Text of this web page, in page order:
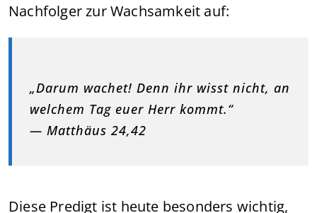
Nachfolger zur Wachsamkeit auf:
„Darum wachet! Denn ihr wisst nicht, an
welchem Tag euer Herr kommt.“
— Matthäus 24,42
Diese Predigt ist heute besonders wichtig,